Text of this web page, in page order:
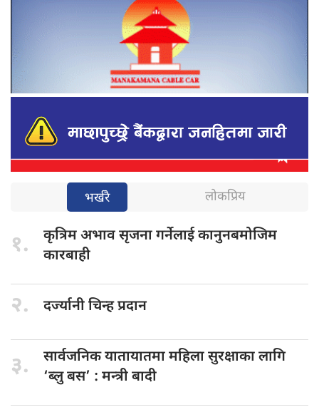
भर्खरै लोकप्रिय
१. कृत्रिम अभावसृजना गर्नेलाई कानुनबमोजिम
कारबाही
२. दर्ज्यानी चिन्हप्रदान
३. सार्वजनिक यातायातमामहिला सुरक्षाका लागि
‘ब्लु बस’ : मन्त्री बादी